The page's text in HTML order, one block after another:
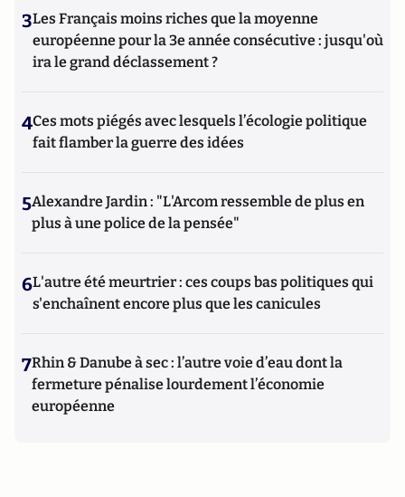
3Les Français moins riches que la moyenne
européenne pour la 3e année consécutive : jusqu'où
ira le grand déclassement ?
4Ces mots piégés avec lesquels l’écologie politique
fait flamber la guerre des idées
5Alexandre Jardin : "L'Arcom ressemble de plus en
plus à une police de la pensée"
6L'autre été meurtrier : ces coups bas politiques qui
s'enchaînent encore plus que les canicules
7Rhin & Danube à sec : l’autre voie d’eau dont la
fermeture pénalise lourdement l’économie
européenne